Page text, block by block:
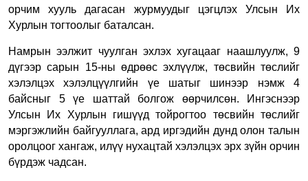
орчим хууль дагасан журмуудыг цэгцлэх Улсын Их
Хурлын тогтоолыг баталсан.
Намрын ээлжит чуулган эхлэх хугацааг наашлуулж, 9
дүгээр сарын 15-ны өдрөөс эхлүүлж, төсвийн төслийг
хэлэлцэх хэлэлцүүлгийн үе шатыг шинээр нэмж 4
байсныг 5 үе шаттай болгож өөрчилсөн.
Ингэснээр
Улсын Их Хурлын гишүүд тойрогтоо төсвийн төслийг
мэргэжлийн байгууллага, ард иргэдийн дунд олон талын
оролцоог хангаж, илүү нухацтай хэлэлцэх эрх зүйн орчин
бүрдэж чадсан.